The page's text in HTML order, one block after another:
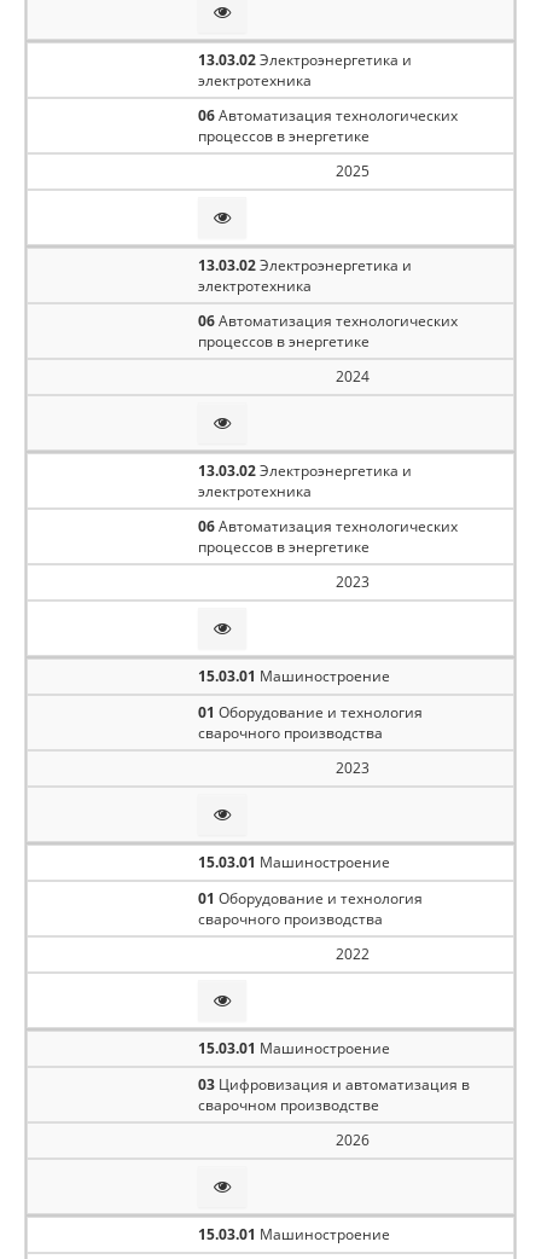
13.03.02Электроэнергетика и
электротехника
06Автоматизация технологических
процессов в энергетике
2025
13.03.02Электроэнергетика и
электротехника
06Автоматизация технологических
процессов в энергетике
2024
13.03.02Электроэнергетика и
электротехника
06Автоматизация технологических
процессов в энергетике
2023
15.03.01 Машиностроение
01 Оборудование и технология
сварочного производства
2023
15.03.01 Машиностроение
01 Оборудование и технология
сварочного производства
2022
15.03.01 Машиностроение
03 Цифровизация и автоматизация в
сварочном производстве
2026
15.03.01 Машиностроение